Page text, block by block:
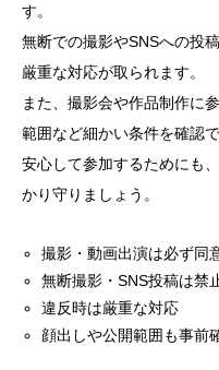
す。
無断での撮影やSNSへの投
厳重な対応が取られます。
また、撮影会や作品制作に
範囲など細かい条件を確認で
安心して参加するためにも
かり守りましょう。
撮影・動画出演は必ず同
無断撮影・SNS投稿は禁
違反時は厳重な対応
顔出しや公開範囲も事前